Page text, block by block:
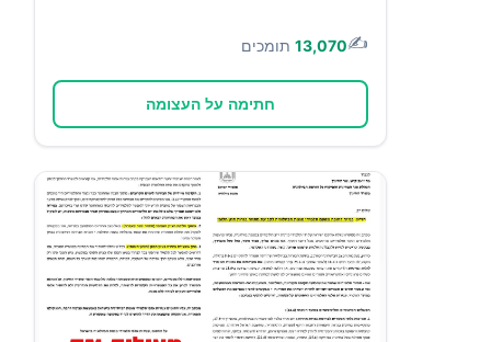
✍️
13,070 תומכים
חתימה על העצומה